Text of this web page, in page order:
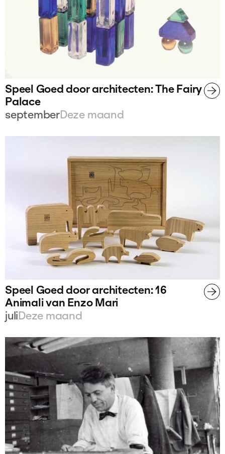
Speel Goed door architecten: The Fairy
Palace
septemberDeze maand
Speel Goed door architecten: 16
Animali van Enzo Mari
juliDeze maand